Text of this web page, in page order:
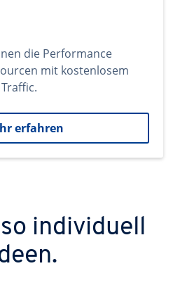
die Performance
mit kostenlosem
erfahren
individuell